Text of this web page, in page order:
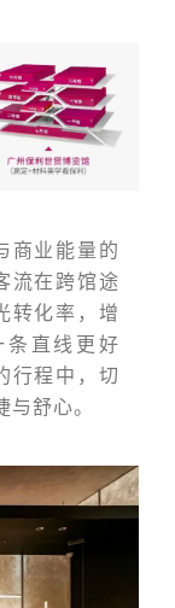
商业能量的
流在跨馆途
转化率，增
直线更好
行程中，切
舒心。